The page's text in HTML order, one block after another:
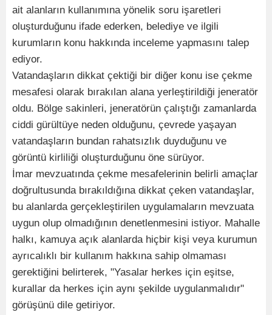
ait alanların kullanımına yönelik soru işaretleri
oluşturduğunu ifade ederken, belediye ve ilgili
kurumların konu hakkında inceleme yapmasını talep
ediyor.
Vatandaşların dikkat çektiği bir diğer konu ise çekme
mesafesi olarak bırakılan alana yerleştirildiği jeneratör
oldu. Bölge sakinleri, jeneratörün çalıştığı zamanlarda
ciddi gürültüye neden olduğunu, çevrede yaşayan
vatandaşların bundan rahatsızlık duyduğunu ve
görüntü kirliliği oluşturduğunu öne sürüyor.
İmar mevzuatında çekme mesafelerinin belirli amaçlar
doğrultusunda bırakıldığına dikkat çeken vatandaşlar,
bu alanlarda gerçekleştirilen uygulamaların mevzuata
uygun olup olmadığının denetlenmesini istiyor. Mahalle
halkı, kamuya açık alanlarda hiçbir kişi veya kurumun
ayrıcalıklı bir kullanım hakkına sahip olmaması
gerektiğini belirterek, "Yasalar herkes için eşitse,
kurallar da herkes için aynı şekilde uygulanmalıdır"
görüşünü dile getiriyor.